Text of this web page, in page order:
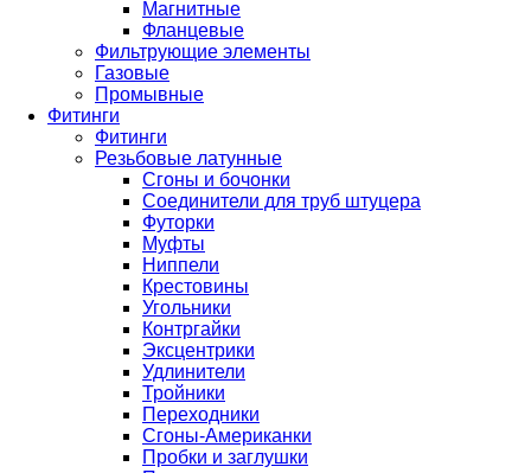
Магнитные
Фланцевые
Фильтрующие элементы
Газовые
Промывные
Фитинги
Фитинги
Резьбовые латунные
Сгоны и бочонки
Соединители для труб штуцера
Футорки
Муфты
Ниппели
Крестовины
Угольники
Контргайки
Эксцентрики
Удлинители
Тройники
Переходники
Сгоны-Американки
Пробки и заглушки